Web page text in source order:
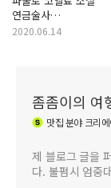
연금술사
투르크메니스탄
2020.06.14
좀좀이의 여
맛집분야 크리
제 블로그 글을
다. 불펌시 엄중